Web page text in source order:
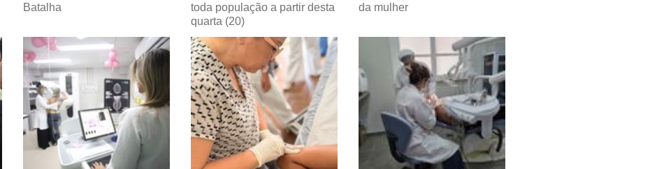
Batalha
toda população a partir desta
quarta (20)
da mulher